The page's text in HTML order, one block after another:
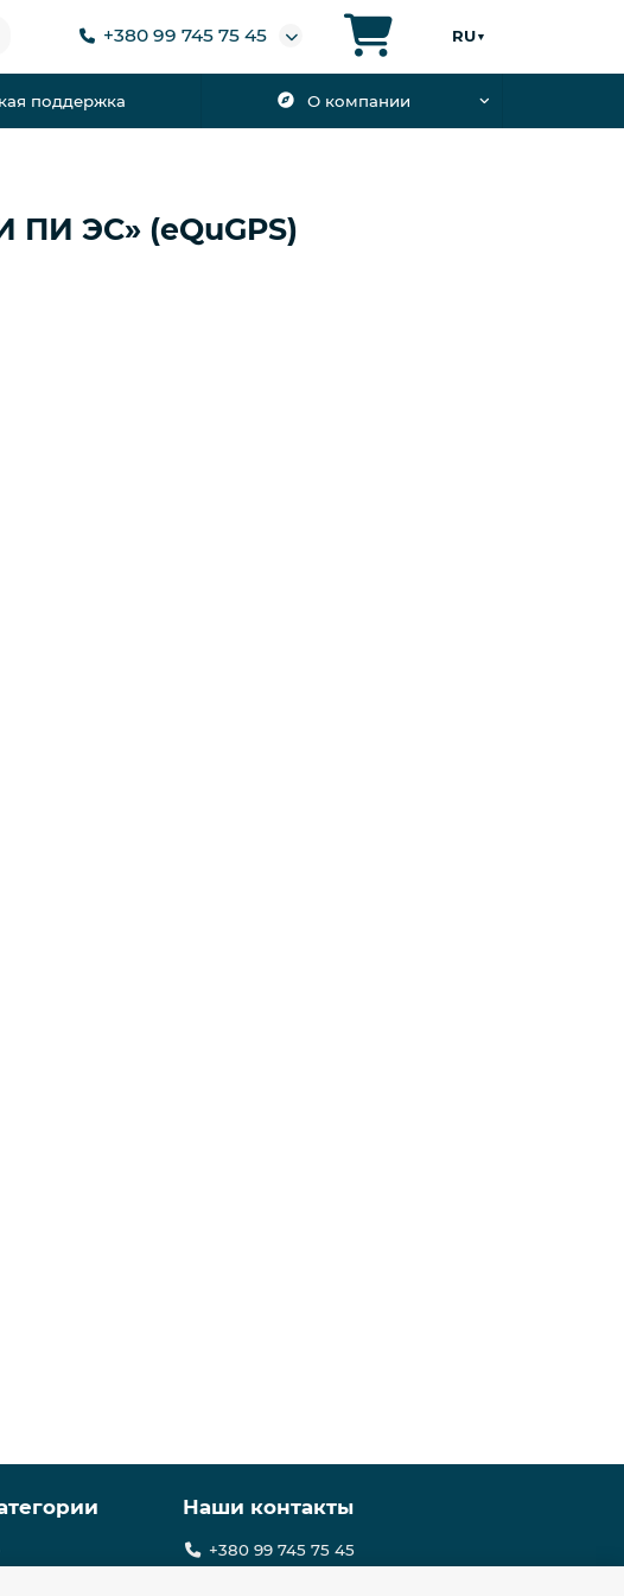
+380 99 745 75 45 RU▼
поддержка О компании
ЭС» (eQuGPS)
Наши контакты
+380 99 745 75 45